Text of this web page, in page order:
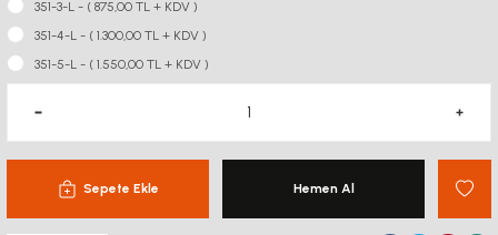
351-3-L - ( 875,00 TL + KDV )
351-4-L - ( 1.300,00 TL + KDV )
351-5-L - ( 1.550,00 TL + KDV )
Sepete Ekle Hemen Al